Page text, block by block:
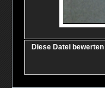
Diese Datei bewerten